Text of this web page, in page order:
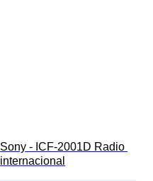
Sony - ICF-2001D Radio
internacional